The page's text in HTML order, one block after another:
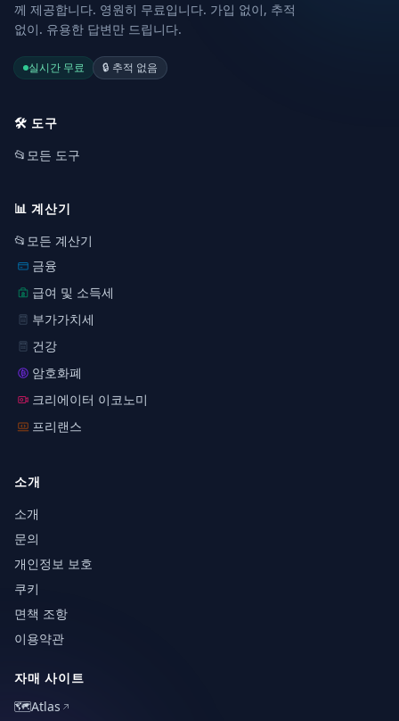
께 제공합니다. 영원히 무료입니다. 가입 없이, 추적
없이. 유용한 답변만 드립니다.
실시간 무료 🔒 추적 없음
🛠️ 도구
📂 모든 도구
📊계산기
📂 모든 계산기
금융
급여 및 소득세
부가가치세
건강
암호화폐
크리에이터 이코노미
프리랜스
소개
소개
문의
개인정보 보호
쿠키
면책 조항
이용약관
자매 사이트
🗺️Atlas